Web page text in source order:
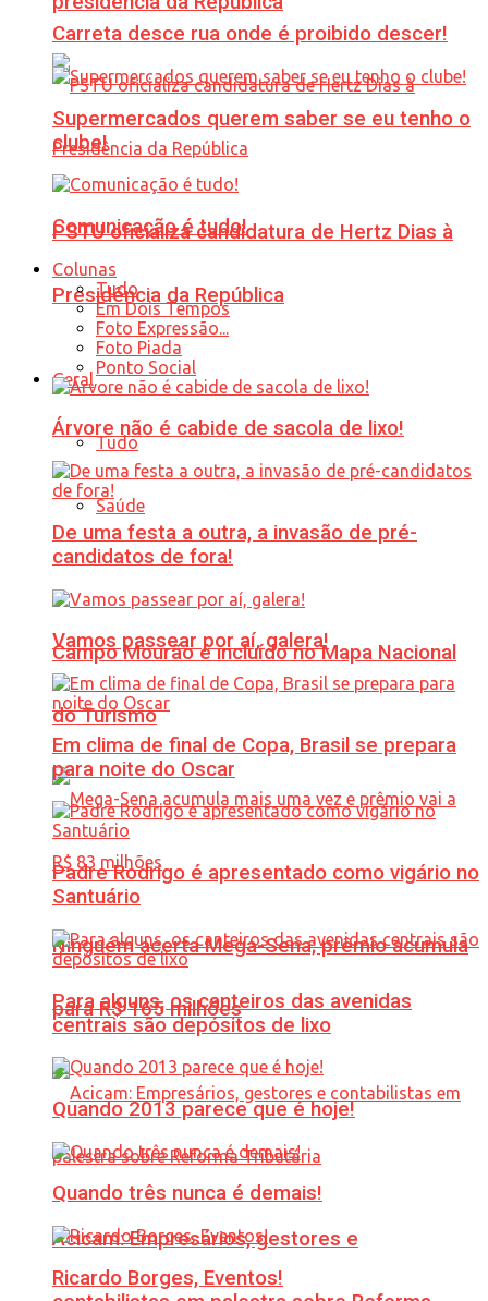
PSTU oficializa candidatura de Hertz Dias à
Presidência da República
Geral
Tudo
Saúde
Campo Mourão é incluído no Mapa Nacional
do Turismo
Ninguém acerta Mega-Sena; prêmio acumula
para R$ 165 milhões
Acicam: Empresários, gestores e
Carreta desce rua onde é proibido descer!
Supermercados querem saber se eu tenho o
clube!
Comunicação é tudo!
Colunas
Tudo
Em Dois Tempos
Foto Expressão...
Foto Piada
Ponto Social
Árvore não é cabide de sacola de lixo!
De uma festa a outra, a invasão de pré-
candidatos de fora!
Vamos passear por aí, galera!
Em clima de final de Copa, Brasil se prepara
para noite do Oscar
Padre Rodrigo é apresentado como vigário no
Santuário
Para alguns, os canteiros das avenidas
centrais são depósitos de lixo
Quando 2013 parece que é hoje!
Quando três nunca é demais!
Ricardo Borges, Eventos!